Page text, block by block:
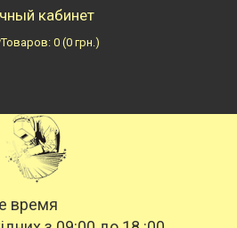
кабинет
Товаров: 0 (0 грн.)
время